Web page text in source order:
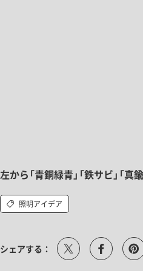
左から「青銅緑青」「鉄サビ」「
照明アイデア
シェアする：